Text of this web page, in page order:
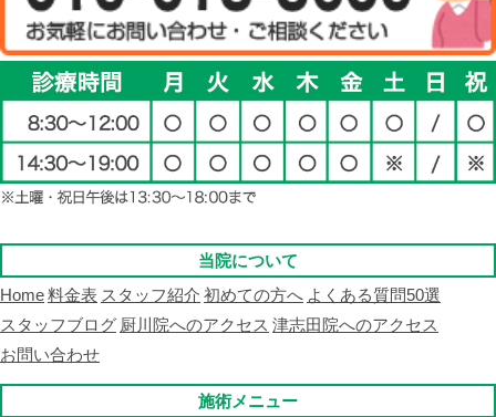
当院について
Home料金表 スタッフ紹介 初めての方へ よくある質問50選
スタッフブログ 厨川院へのアクセス 津志田院へのアクセス
お問い合わせ
施術メニュー